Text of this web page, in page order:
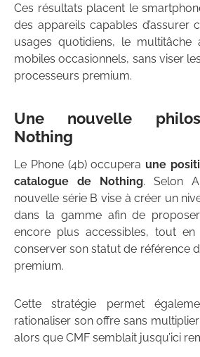
Ces résultats placent le
des appareils capables d’assurer
usages quotidiens, le multitâche
mobiles occasionnels, sans viser
processeurs premium.
Une nouvelle
Nothing
Le Phone (4b) occupera une
catalogue de Nothing. Selon
nouvelle série B vise à créer un
dans la gamme afin de
encore plus accessibles, tout
conserver son statut de référence
premium.
Cette stratégie permet
rationaliser son offre sans
alors que CMF semblait jusqu’ici